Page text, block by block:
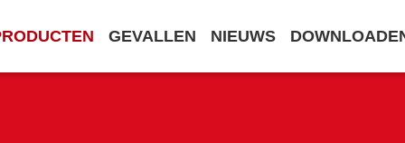
GEVALLEN NIEUWS